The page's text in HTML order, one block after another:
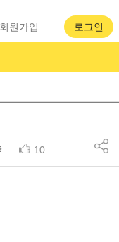
회원가입 로그인
10